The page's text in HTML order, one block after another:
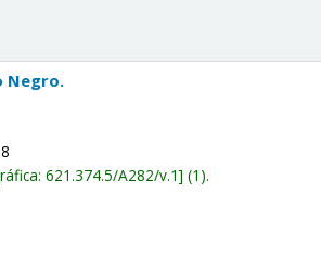
Negro.
621.374.5/A282/v.1 (1).